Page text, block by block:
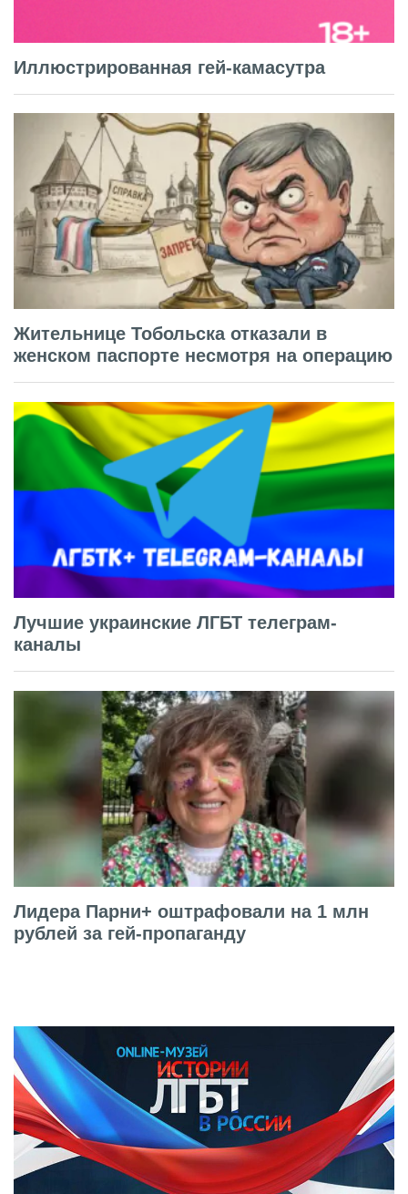
Иллюстрированная гей-камасутра
Жительнице Тобольска отказали в
женском паспорте несмотря на операцию
Лучшие украинские ЛГБТ телеграм-
каналы
Лидера Парни+ оштрафовали на 1 млн
рублей за гей-пропаганду